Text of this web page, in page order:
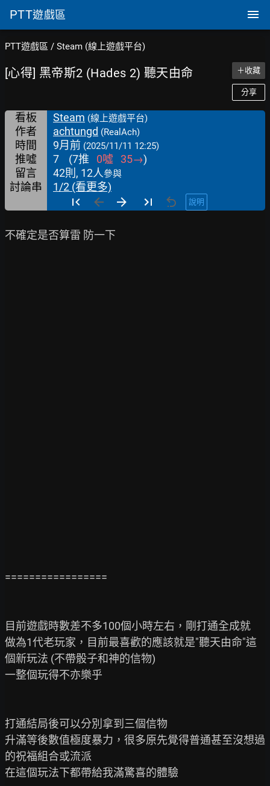
PTT遊戲區
PTT遊戲區 / Steam (線上遊戲平台)
[心得] 黑帝斯2 (Hades 2) 聽天由命 ＋收藏
分享
看板 Steam (線上遊戲平台)
作者 achtungd (RealAch)
時間 9月前 (2025/11/11 12:25)
推噓 7 (7推 0噓 35→)
留言
42則, 12人參與
討論串 1/2 (看更多)
說明
不確定是否算雷 防一下
=================
目前遊戲時數差不多100個小時左右，剛打通全成就
做為1代老玩家，目前最喜歡的應該就是"聽天由命"這
個新玩法 (不帶骰子和神的信物)
一整個玩得不亦樂乎
打通結局後可以分別拿到三個信物
升滿等後數值極度暴力，很多原先覺得普通甚至沒想過
的祝福組合或流派
在這個玩法下都帶給我滿驚喜的體驗